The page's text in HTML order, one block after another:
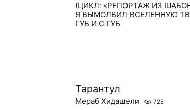
(ЦИКЛ: «РЕПОРТАЖ ИЗ
Я ВЫМОЛВИЛ ВСЕЛЕННУЮ
ГУБ И С ГУБ
Тарантул
Мераб Хидашели 725